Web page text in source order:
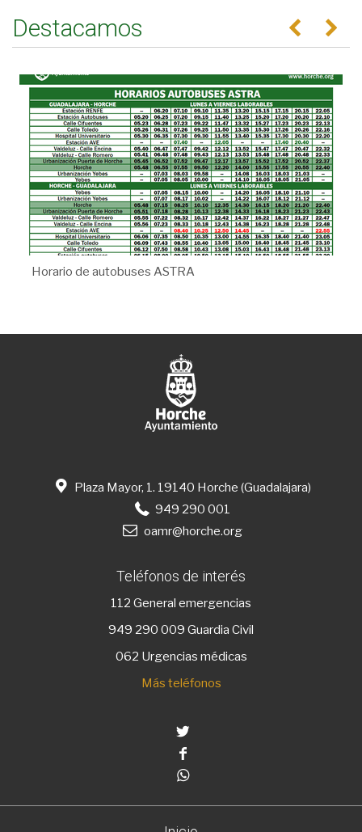
Destacamos Anterior
Horario de autobuses ASTRA
Plaza Mayor, 1. 19140 Horche (Guadalajara)
949 290 001
oamr@horche.org
Teléfonos de interés
112 General emergencias
949 290 009 Guardia Civil
062 Urgencias médicas
Más teléfonos